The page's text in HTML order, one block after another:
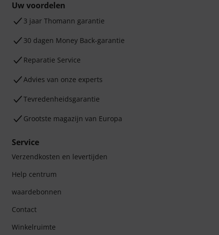
Uw voordelen
3 jaar Thomann garantie
30 dagen Money Back-garantie
Reparatie Service
Advies van onze experts
Tevredenheidsgarantie
Grootste magazijn van Europa
Service
Verzendkosten en levertijden
Help centrum
waardebonnen
Contact
Winkelruimte